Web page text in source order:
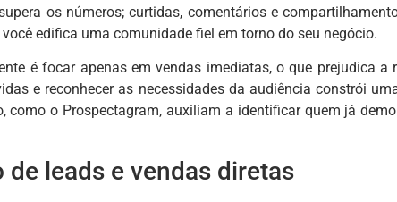
os números; curtidas, comentários e
edifica uma comunidade fiel em torno do seu negócio.
é focar apenas em vendas imediatas, o que prejudica
e reconhecer as necessidades da audiência constrói
como o Prospectagram, auxiliam a identificar quem já
de leads e vendas diretas